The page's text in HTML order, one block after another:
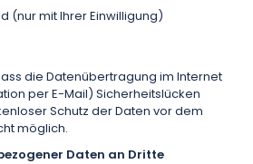
(nur mit Ihrer Einwilligung)
die Datenübertragung im Internet
per E-Mail) Sicherheitslücken
Schutz der Daten vor dem
möglich.
Daten an Dritte